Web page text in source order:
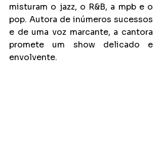
misturam o jazz, o R&B, a mpb e o
pop. Autora de inúmeros sucessos
e de uma voz marcante, a cantora
promete um show delicado e
envolvente.